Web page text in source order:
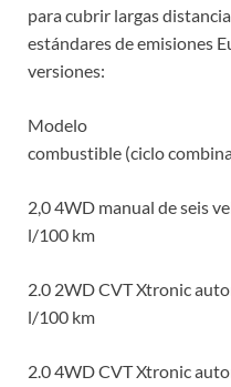
para cubrir largas
estándares de emisiones
versiones:
Modelo
combustible (ciclo
2,0 4WD manual de
l/100 km
2.0 2WD CVT Xtronic
l/100 km
2.0 4WD CVT Xtronic